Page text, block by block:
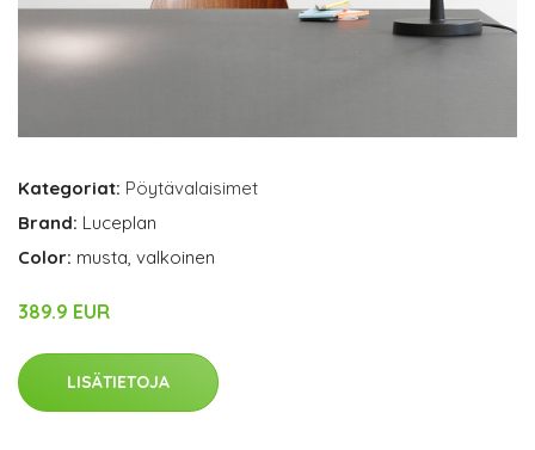
Kategoriat: Pöytävalaisimet
Brand: Luceplan
Color: musta, valkoinen
389.9 EUR
LISÄTIETOJA